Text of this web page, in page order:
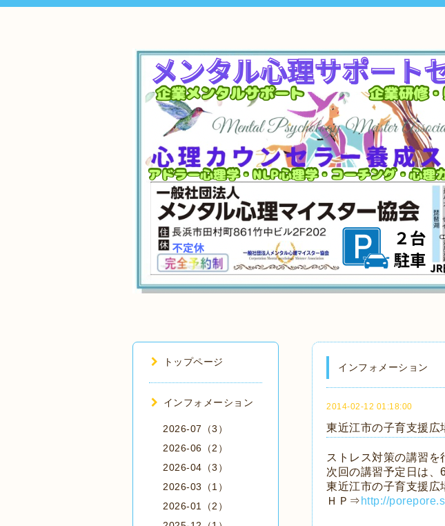
インフォメーション
2014-02-12 01:18:00
東近江市の子育支援広
ストレス対策の講習を
次回の講習予定日は、
東近江市の子育支援広
ＨＰ⇒ http://
トップページ
インフォメーション
2026-07（3）
2026-06（2）
2026-04（3）
2026-03（1）
2026-01（2）